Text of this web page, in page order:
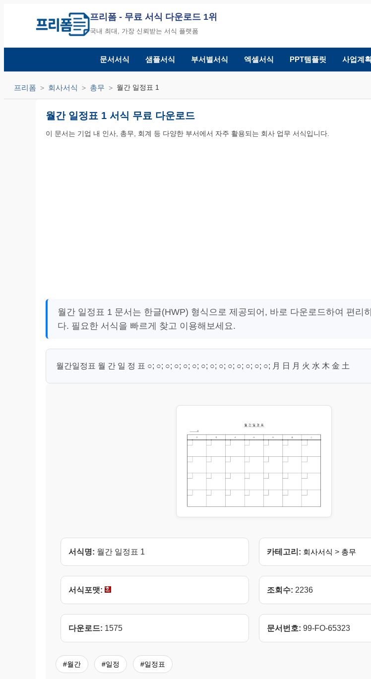
프리폼 - 무료 서식 다운로드 1위
국내 최대, 가장 신뢰받는 서식 플랫폼
문서서식 샘플서식 부서별서식 엑셀서식 PPT템플릿 사업계
프리폼 회사서식 총무 월간 일정표 1
월간 일정표 1 서식 무료 다운로드
이 문서는 기업 내 인사, 총무, 회계 등 다양한 부서에서 자주 활용되는 회사 업무 서식입니다.
월간 일정표 1 문서는 한글(HWP) 형식으로 제공되어, 바로 다운로드하여 편리
다. 필요한 서식을 빠르게 찾고 이용해보세요.
월간일정표 월 간 일 정 표 ○; ○; ○; ○; ○; ○; ○; ○; ○; ○; ○; ○; ○; ○; 月 日 月 火 水 木 金 土
서식명: 월간 일정표 1 카테고리: 회사서식 > 총무
서식포맷: 조회수: 2236
다운로드: 1575 문서번호: 99-FO-65323
#월간 #일정 #일정표